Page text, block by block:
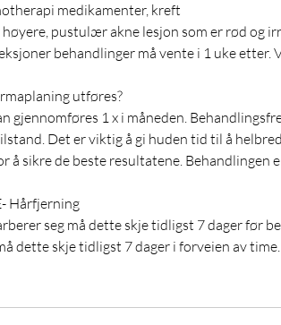
medikamenter, kreft
høyere, pustulær akne lesjon som er rød og
behandlinger må vente i 1 uke etter.
utføres?
gjennomføres 1 x i måneden.
Det er viktig å gi huden tid til å
å sikre de beste resultatene. Behandlingen
Hårfjerning
seg må dette skje tidligst 7 dager før
dette skje tidligst 7 dager i forveien av time.